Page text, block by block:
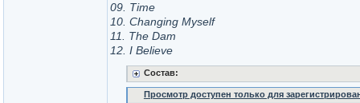
09. Time
10. Changing Myself
11. The Dam
12. I Believe
Состав:
Просмотр доступен только для